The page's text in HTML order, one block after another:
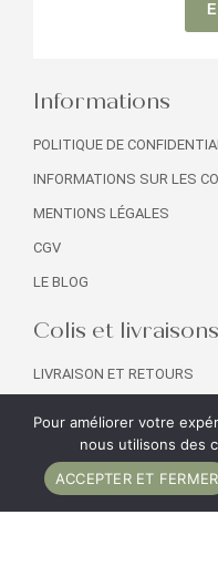
Informations
POLITIQUE DE
INFORMATIONS SUR LES
MENTIONS LÉGALES
CGV
LE BLOG
Colis et livraisons
LIVRAISON ET RETOURS
SERVICE CLIENT
PROFESSIONNELS
Pour améliorer votre
nous utilisons des
ACCEPTER ET FERMER